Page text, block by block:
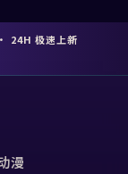
24H 极速上新
漫